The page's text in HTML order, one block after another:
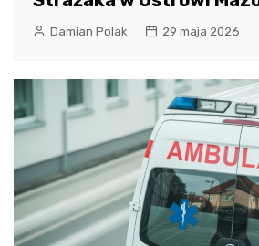
Damian Polak 29 maja 2026